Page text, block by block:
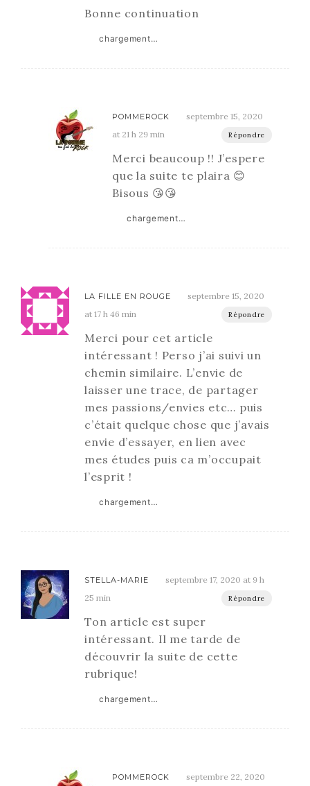
Bonne continuation
chargement…
POMMEROCK
septembre 15, 2020
at 21 h 29 min
Répondre
Merci beaucoup !! J’espere
que la suite te plaira 😊
Bisous 😘😘
chargement…
LA FILLE EN ROUGE
septembre 15, 2020
at 17 h 46 min
Répondre
Merci pour cet article
intéressant ! Perso j’ai suivi un
chemin similaire. L’envie de
laisser une trace, de partager
mes passions/envies etc… puis
c’était quelque chose que j’avais
envie d’essayer, en lien avec
mes études puis ca m’occupait
l’esprit !
chargement…
STELLA-MARIE
septembre 17, 2020 at 9 h
25 min
Répondre
Ton article est super
intéressant. Il me tarde de
découvrir la suite de cette
rubrique!
chargement…
POMMEROCK
septembre 22, 2020